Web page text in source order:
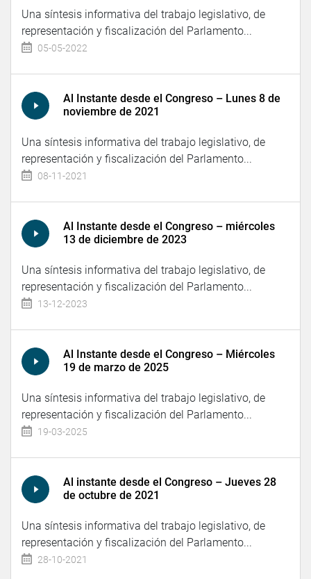
Una síntesis informativa del trabajo legislativo, de
representación y fiscalización del Parlamento...
05-05-2022
Al Instante desde el Congreso – Lunes 8 de
noviembre de 2021
Una síntesis informativa del trabajo legislativo, de
representación y fiscalización del Parlamento...
08-11-2021
Al Instante desde el Congreso – miércoles
13 de diciembre de 2023
Una síntesis informativa del trabajo legislativo, de
representación y fiscalización del Parlamento...
13-12-2023
Al Instante desde el Congreso – Miércoles
19 de marzo de 2025
Una síntesis informativa del trabajo legislativo, de
representación y fiscalización del Parlamento...
19-03-2025
Al instante desde el Congreso – Jueves 28
de octubre de 2021
Una síntesis informativa del trabajo legislativo, de
representación y fiscalización del Parlamento...
28-10-2021